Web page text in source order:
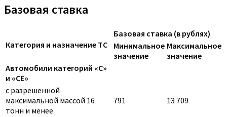
Базовая ставка
Категория и назначение ТС
Базовая ставка (в рублях)
Минимальное
значение
Максимальное
значение
Автомобили категорий «C»
и «CE»
с разрешенной
максимальной массой 16
тонн и менее
791 13 709